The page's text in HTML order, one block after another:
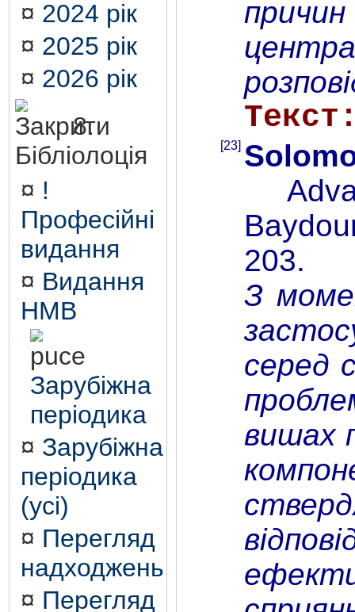
¤ 2024 рік
¤ 2025 рік
¤ 2026 рік
8.
Бібліолоція
¤ !
Професійні
видання
¤ Видання
НМВ
Зарубіжна
періодика
¤ Зарубіжна
періодика
(усі)
¤ Перегляд
надходжень
¤ Перегляд
[23]
203.
З
серед
вишах